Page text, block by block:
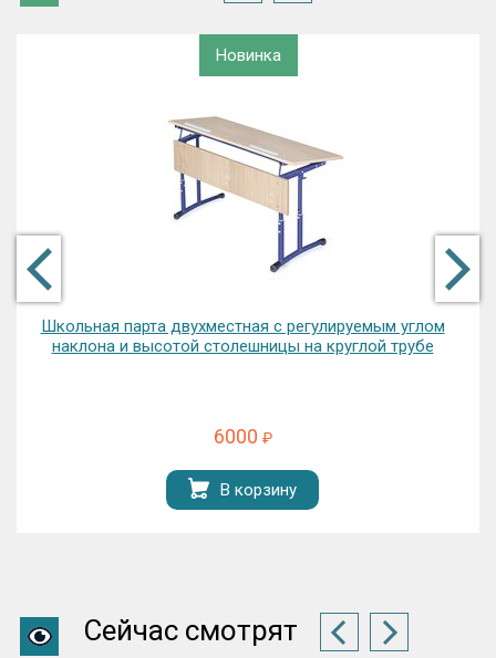
Новинка
Школьная парта двухместная с регулируемым углом
наклона и высотой столешницы на круглой трубе
6000 ₽
В корзину
Сейчас смотрят